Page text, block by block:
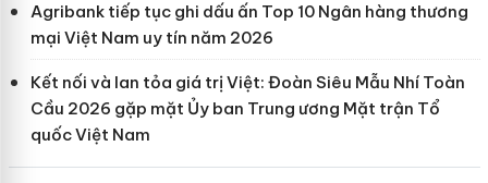
Agribank tiếp tục ghi dấu ấn Top 10 Ngân hàng thương
mại Việt Nam uy tín năm 2026
Kết nối và lan tỏa giá trị Việt: Đoàn Siêu Mẫu Nhí Toàn
Cầu 2026 gặp mặt Ủy ban Trung ương Mặt trận Tổ
quốc Việt Nam